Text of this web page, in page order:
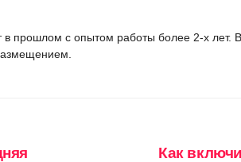
в прошлом с опытом работы более 2-х лет.
Как